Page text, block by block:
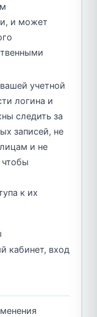
и может
учетной
логина и
следить за
записей, не
и не
чтобы
к их